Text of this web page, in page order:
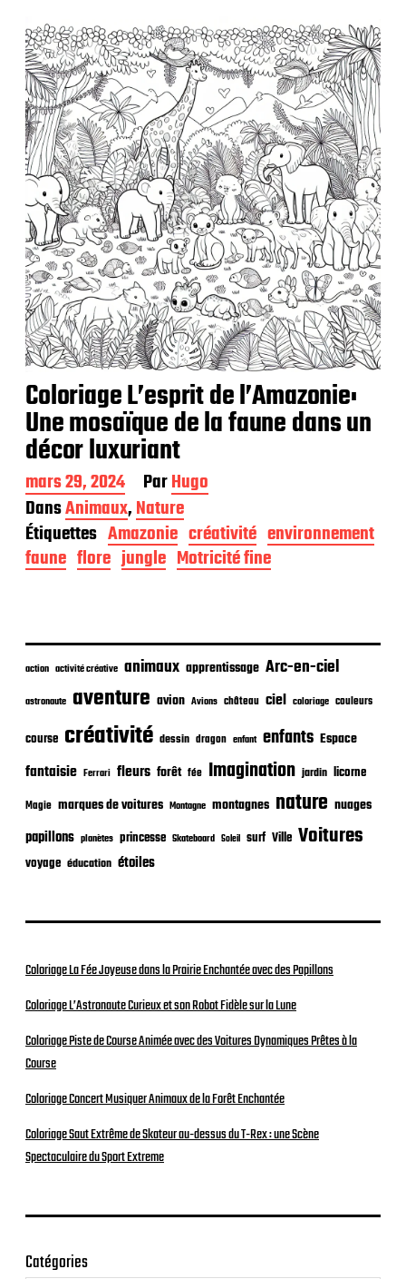
b
l
i
c
a
t
i
o
n
Coloriage L’esprit de l’Amazonie:
Une mosaïque de la faune dans un
décor luxuriant
D
a
t
e
d
e
l
i
a
i
n
mars 29, 2024 ParHugo
DansAnimaux,Nature
Étiquettes Amazonie créativité environnement
faune flore jungle Motricité fine
action activité créative animaux apprentissage Arc-en-ciel
astronaute aventure avion Avions château ciel coloriage couleurs
course créativité dessin dragon enfant enfants Espace
fantaisie Ferrari fleurs forêt fée Imagination jardin licorne
Magie marques de voitures Montagne montagnes nature nuages
papillons planètes princesse Skateboard Soleil surf Ville Voitures
voyage éducation étoiles
Coloriage La Fée Joyeuse dans la Prairie Enchantée avec des Papillons
Coloriage L’Astronaute Curieux et son Robot Fidèle sur la Lune
Coloriage Piste de Course Animée avec des Voitures Dynamiques Prêtes à la
Course
Coloriage Concert Musiquer Animaux de la Forêt Enchantée
Coloriage Saut Extrême de Skateur au-dessus du T-Rex : une Scène
Spectaculaire du Sport Extreme
Catégories